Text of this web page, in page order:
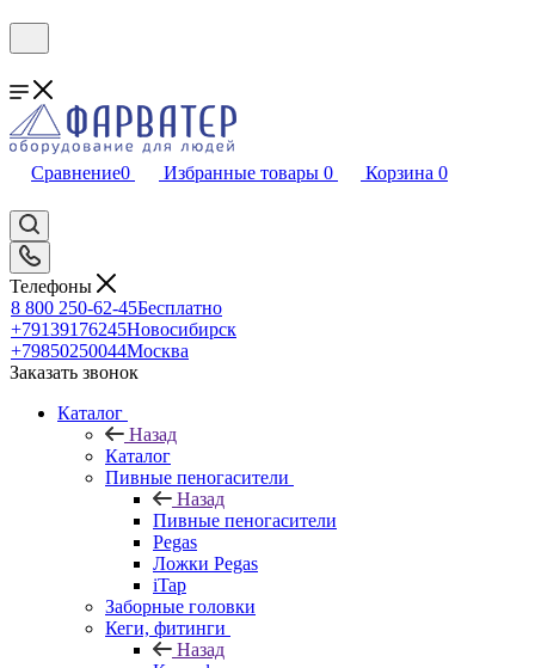
Сравнение0 Избранные товары 0 Корзина 0
Телефоны
8 800 250-62-45Бесплатно
+79139176245Новосибирск
+79850250044Москва
Заказать звонок
Каталог
Назад
Каталог
Пивные пеногасители
Назад
Пивные пеногасители
Pegas
Ложки Pegas
iTap
Заборные головки
Кеги, фитинги
Назад